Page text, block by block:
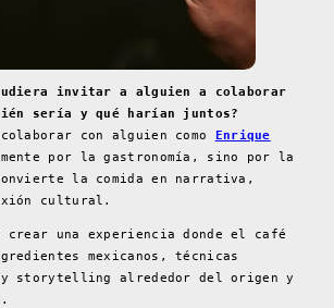
invitar a alguien a colaborar
sería y qué harían juntos?
con alguien como
Enrique
por la gastronomía, sino por la
la comida en narrativa,
cultural.
una experiencia donde el café
mexicanos, técnicas
y storytelling alrededor del origen y